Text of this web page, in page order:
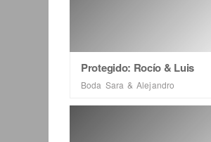
Protegido: Rocío & Luis
Boda Sara & Alejandro